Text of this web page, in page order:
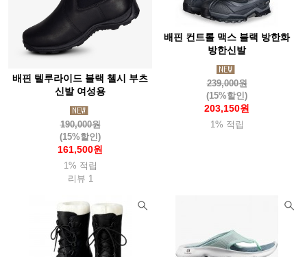
배핀 텔루라이드 블랙 첼시 부츠
신발 여성용
190,000원
(15%할인)
161,500원
1% 적립
리뷰 1
배핀 컨트롤 맥스 블랙 방한화
방한신발
239,000원
(15%할인)
203,150원
1% 적립